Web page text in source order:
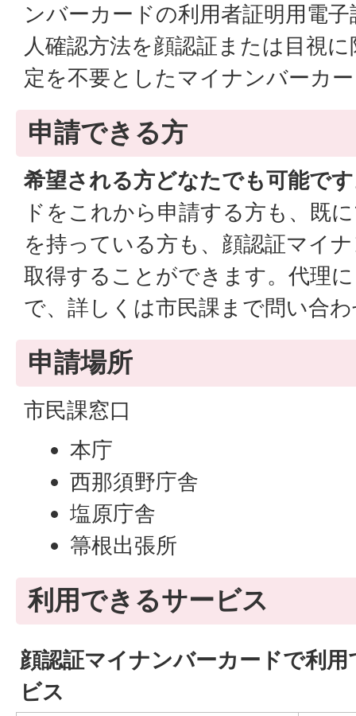
ンバーカードの利用者証明用電
人確認方法を顔認証または目視
定を不要としたマイナンバーカ
申請できる方
希望される方どなたでも可能で
ドをこれから申請する方も、既
を持っている方も、顔認証マイ
取得することができます。代理
で、詳しくは市民課まで問い合
申請場所
市民課窓口
本庁
西那須野庁舎
塩原庁舎
箒根出張所
利用できるサービス
顔認証マイナンバーカードで利
ビス